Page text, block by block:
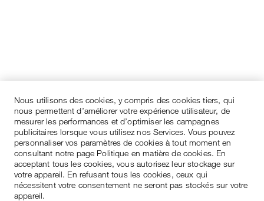
Nous utilisons des cookies, y compris des cookies tiers, qui
nous permettent d’améliorer votre expérience utilisateur, de
mesurer les performances et d’optimiser les campagnes
publicitaires lorsque vous utilisez nos Services. Vous pouvez
personnaliser vos paramètres de cookies à tout moment en
consultant notre page Politique en matière de cookies. En
acceptant tous les cookies, vous autorisez leur stockage sur
votre appareil. En refusant tous les cookies, ceux qui
nécessitent votre consentement ne seront pas stockés sur votre
appareil.